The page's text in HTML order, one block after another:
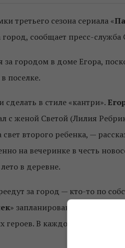
третьего сезона сериала «
город, сообщает пресс-служба
городом в доме Егора,
поселке.
в стиле «кантри».
с женой Светой (Лилия
второго ребенка, —
на вечеринке в честь
в деревне.
за город — кто-то по
» запланировано много
героев. В каждой семье